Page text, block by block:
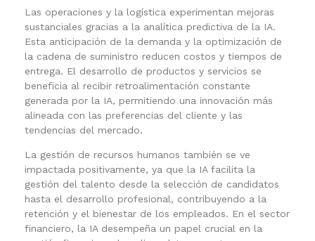
Las operaciones y la logística experimentan mejoras
sustanciales gracias a la analítica predictiva de la IA.
Esta anticipación de la demanda y la optimización de
la cadena de suministro reducen costos y tiempos de
entrega. El desarrollo de productos y servicios se
beneficia al recibir retroalimentación constante
generada por la IA, permitiendo una innovación más
alineada con las preferencias del cliente y las
tendencias del mercado.
La gestión de recursos humanos también se ve
impactada positivamente, ya que la IA facilita la
gestión del talento desde la selección de candidatos
hasta el desarrollo profesional, contribuyendo a la
retención y el bienestar de los empleados. En el sector
financiero, la IA desempeña un papel crucial en la